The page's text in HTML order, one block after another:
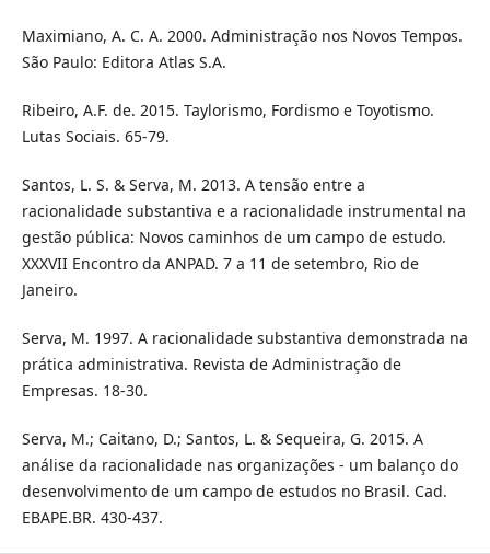
Maximiano, A. C. A. 2000. Administração nos Novos Tempos.
São Paulo: Editora Atlas S.A.
Ribeiro, A.F. de. 2015. Taylorismo, Fordismo e Toyotismo.
Lutas Sociais. 65-79.
Santos, L. S. & Serva, M. 2013. A tensão entre a
racionalidade substantiva e a racionalidade instrumental na
gestão pública: Novos caminhos de um campo de estudo.
XXXVII Encontro da ANPAD. 7 a 11 de setembro, Rio de
Janeiro.
Serva, M. 1997. A racionalidade substantiva demonstrada na
prática administrativa. Revista de Administração de
Empresas. 18-30.
Serva, M.; Caitano, D.; Santos, L. & Sequeira, G. 2015. A
análise da racionalidade nas organizações - um balanço do
desenvolvimento de um campo de estudos no Brasil. Cad.
EBAPE.BR. 430-437.